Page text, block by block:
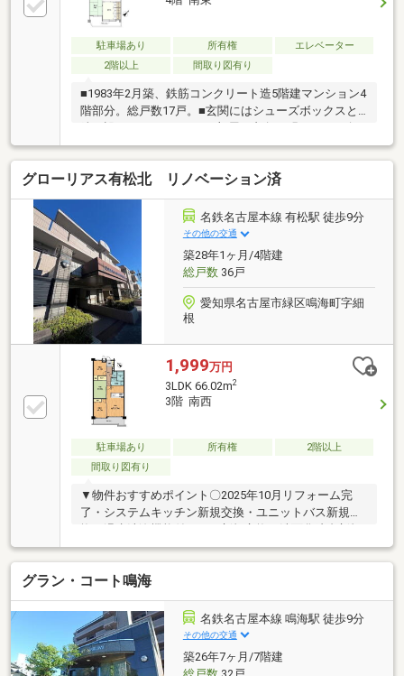
駐車場あり 所有権
エレベーター
2階以上
間取り図有り
■1983年2月築、鉄筋コンクリート造5階建マンション4
階部分。総戸数17戸。■玄関にはシューズボックスと
を基調としたキッチンには、火力調整やお掃除がしや
すいIHクッキングヒーターを設けております。■シー
ンに合わせたご利用方法ができる和室がございます。
DK側と廊下側から出入りができます。■洗面所には、
三面鏡裏収納・収納棚が備わっております。■浴室に
開口部があります。■トイレは温水洗浄便座付きのた
め、寒い季節も快適にご使用いただけます。■共用部
分にエレベーターがございます。
グローリアス有松北 リノベーション済
名鉄名古屋本線 有松駅 徒歩9分
その他の交通
築28年1ヶ月/4階建
総戸数36戸
愛知県名古屋市緑区鳴海町字細
根
1,999万円
3LDK 66.02m2
3階 南西
駐車場あり 所有権
2階以上
間取り図有り
▼物件おすすめポイント〇2025年10月リフォーム完
了・システムキッチン新規交換・ユニットバス新規交
交換・洗濯機防水パン新規交換・フローリング張替・
クロス張替・クッションフロア張替・畳表替・襖張
替・ガス給湯器交換・建具新規交換・照明器具設置・
レースカーテン設置・ハウスクリーニング 他▼周辺
環境・イオンタウン有松 徒歩8分（約640ｍ）・フェ
ルナ 相原郷店 徒歩10分（約730ｍ）・スギドラッグ
有松店 徒歩6分（約440ｍ）▼学校・東丘小学校 徒
歩10分（約730ｍ）・東陵中学校 徒歩3分（約170
グラン・コート鳴海
名鉄名古屋本線 鳴海駅 徒歩9分
その他の交通
築26年7ヶ月/7階建